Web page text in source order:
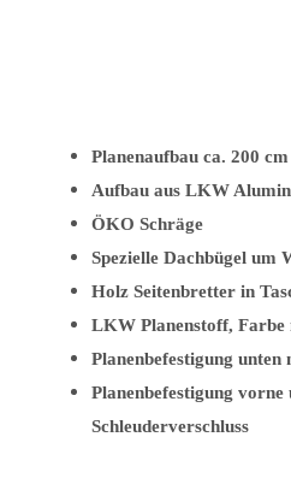
Planenaufbau ca. 200
Aufbau aus LKW
ÖKO Schräge
Spezielle Dachbügel um
Holz Seitenbretter in
LKW Planenstoff, Farbe
Planenbefestigung
Planenbefestigung
Schleuderverschluss